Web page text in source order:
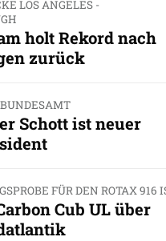
LOS ANGELES -
holt Rekord nach
zurück
Schott ist neuer
FÜR DEN ROTAX 916
Cub UL über